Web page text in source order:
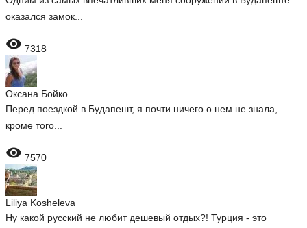
оказался замок...
 7318
Оксана Бойко
Перед поездкой в Будапешт, я почти ничего о нем не знала,
кроме того...
 7570
Liliya Kosheleva
Ну какой русский не любит дешевый отдых?! Турция - это